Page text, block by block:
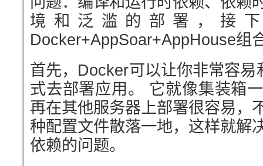
境和泛滥的部署，接
Docker+AppSoar+AppHouse组
首先，Docker可以让你非常容易
式去部署应用。 它就像集装箱
再在其他服务器上部署很容易，
种配置文件散落一地，这样就解
依赖的问题。